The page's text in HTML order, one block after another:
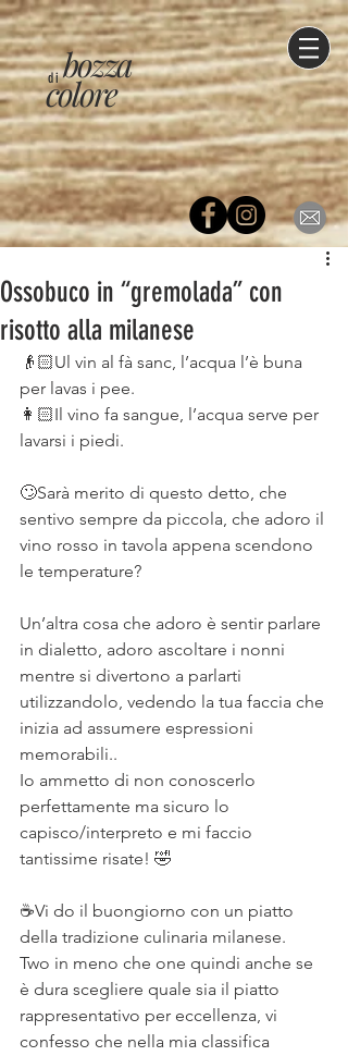
di
colore
bozza
Ossobuco in “gremolada” con
risotto alla milanese
👴🏻Ul vin al fà sanc, l’acqua l’è buna
per lavas i pee.⠀
👩🏻Il vino fa sangue, l’acqua serve per
lavarsi i piedi.⠀
🙄Sarà merito di questo detto, che
sentivo sempre da piccola, che adoro il
vino rosso in tavola appena scendono
le temperature? ⠀
Un’altra cosa che adoro è sentir parlare
in dialetto, adoro ascoltare i nonni
mentre si divertono a parlarti
utilizzandolo, vedendo la tua faccia che
inizia ad assumere espressioni
memorabili..⠀
Io ammetto di non conoscerlo
perfettamente ma sicuro lo
capisco/interpreto e mi faccio
tantissime risate! 🤣⠀
☕Vi do il buongiorno con un piatto
della tradizione culinaria milanese.⠀
Two in meno che one quindi anche se
è dura scegliere quale sia il piatto
rappresentativo per eccellenza, vi
confesso che nella mia classifica